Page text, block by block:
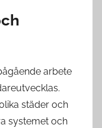
arbete
städer och
systemet och